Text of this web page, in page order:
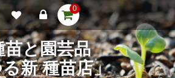
0
苗と園芸品
新 種苗店」